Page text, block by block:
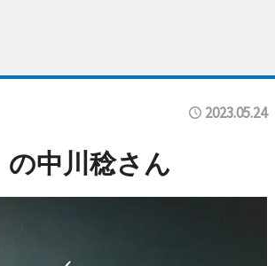
2023.05.24
中川稔さん